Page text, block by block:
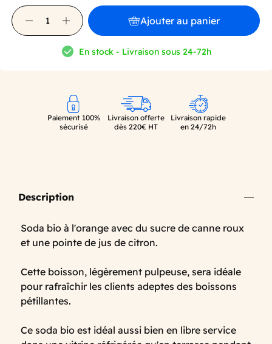
Ajouter au panier
En stock - Livraison sous 24-72h
Paiement 100%
sécurisé
Livraison offerte
dès 220€ HT
Livraison rapide
en 24/72h
Description
Soda bio à l'orange avec du sucre de canne roux
et une pointe de jus de citron.
Cette boisson, légèrement pulpeuse, sera idéale
pour rafraîchir les clients adeptes des boissons
pétillantes.
Ce soda bio est idéal aussi bien en libre service